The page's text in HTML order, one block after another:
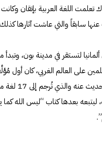
اللغة العربية بإتقان
عنها سابقاً والتي عاشت آثارها
لتستقر في مدينة بون،
الذي
ليتبعه بعدها كتاب “ليس الله كما